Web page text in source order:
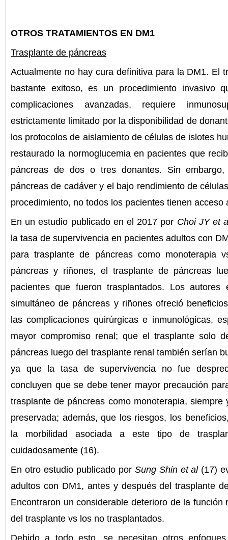
OTROS TRATAMIENTOS EN DM1
Trasplante de páncreas
Actualmente no hay cura definitiva para la DM1. El
bastante exitoso, es un procedimiento invasivo
complicaciones avanzadas, requiere
estrictamente limitado por la disponibilidad de
los protocolos de aislamiento de células de islotes
restaurado la normoglucemia en pacientes que
páncreas de dos o tres donantes. Sin
páncreas de cadáver y el bajo rendimiento de
procedimiento, no todos los pacientes tienen
En un estudio publicado en el 2017 por Choi JY et
la tasa de supervivencia en pacientes adultos con
para trasplante de páncreas como monoterapia
páncreas y riñones, el trasplante de páncreas
pacientes que fueron trasplantados. Los autores
simultáneo de páncreas y riñones ofreció
las complicaciones quirúrgicas e inmunológicas,
mayor compromiso renal; que el trasplante solo
páncreas luego del trasplante renal también serían
ya que la tasa de supervivencia no fue
concluyen que se debe tener mayor precaución
trasplante de páncreas como monoterapia,
preservada; además, que los riesgos, los
la morbilidad asociada a este tipo de
cuidadosamente (16).
En otro estudio publicado por Sung Shin et al(17)
adultos con DM1, antes y después del trasplante
Encontraron un considerable deterioro de la
del trasplante vs los no trasplantados.
Debido a todo esto, se necesitan otros